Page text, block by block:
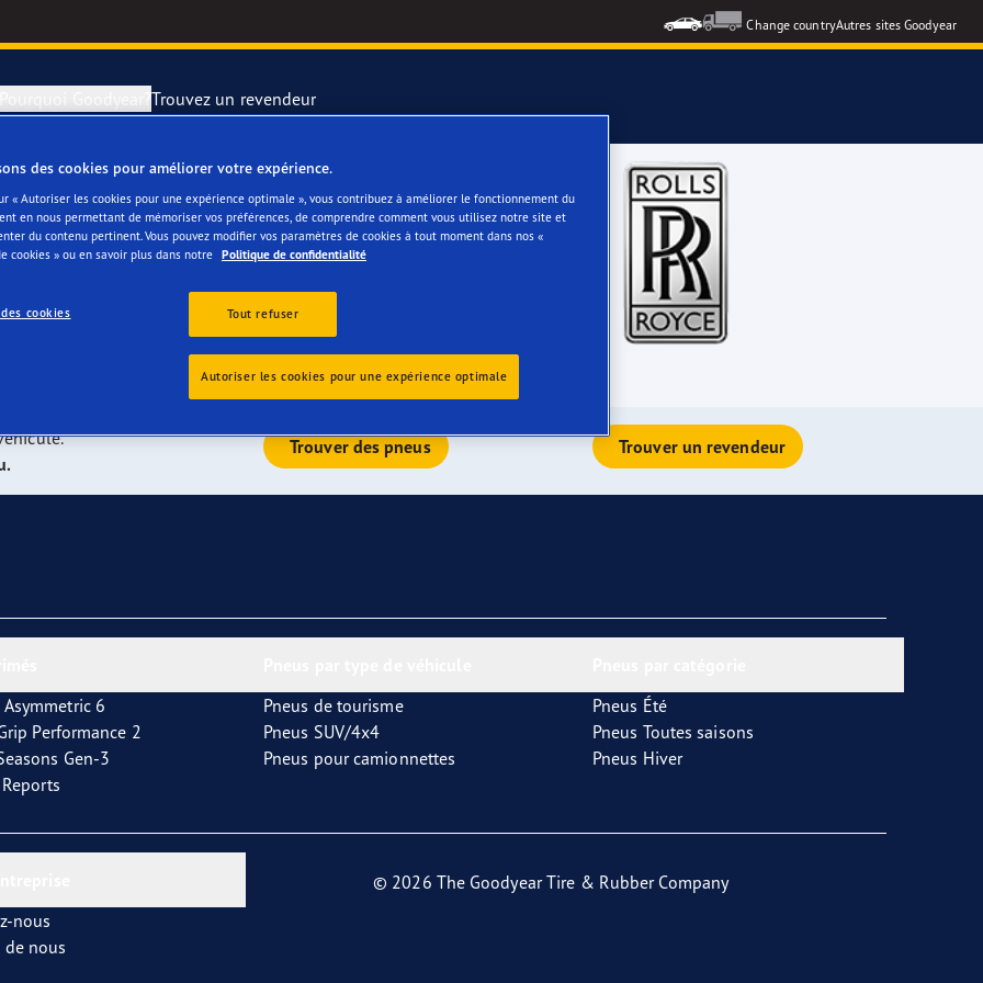
Change countryAutres sites Goodyear
et changer vos pneus
Pourquoi Goodyear?
RACING
F1 SuperSport
Performance 2
4Seasons GEN-3
Performance 3
Pneus par type
Trouvez un revendeur
conviennent
Rolls Royce
tests indépendants et nous proposons actuellement l’une
notés "A" vendus sur le marché européen. La plupart des
le sont même en première monte.
Trouver des pneus Trouver un revendeur
Asymmetric 6
Performance 2
Gen-3
Pneus de tourisme
Pneus SUV/4x4
Pneus pour camionnettes
Pneus Été
Pneus Toutes saisons
Pneus Hiver
nous
de nous
© 2026 The Goodyear Tire & Rubber Company
des cookies pour améliorer votre expérience.
« Autoriser les cookies pour une expérience optimale », vous contribuez à améliorer le fonctionnement du
en nous permettant de mémoriser vos préférences, de comprendre comment vous utilisez notre site et
du contenu pertinent. Vous pouvez modifier vos paramètres de cookies à tout moment dans nos «
cookies » ou en savoir plus dans notre Politique de confidentialité
cookies Tout refuser
Autoriser les cookies pour une expérience optimale